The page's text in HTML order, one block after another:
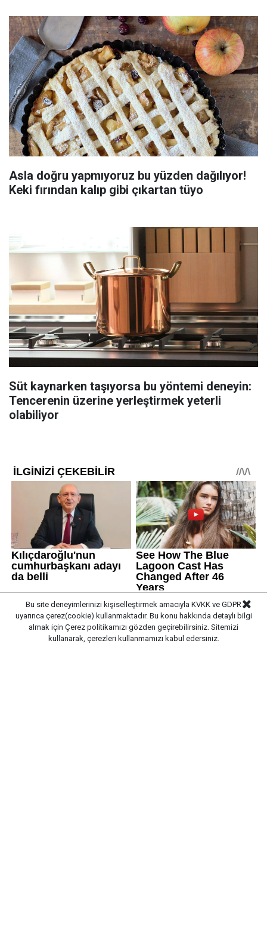
Asla doğru yapmıyoruz bu yüzden dağılıyor!
Keki fırından kalıp gibi çıkartan tüyo
Süt kaynarken taşıyorsa bu yöntemi deneyin:
Tencerenin üzerine yerleştirmek yeterli
olabiliyor
Bu site deneyimlerinizi kişiselleştirmek amacıyla KVKK ve GDPR
uyarınca çerez(cookie) kullanmaktadır. Bu konu hakkında detaylı bilgi
almak için Çerez politikamızı gözden geçirebilirsiniz. Sitemizi
kullanarak, çerezleri kullanmamızı kabul edersiniz.